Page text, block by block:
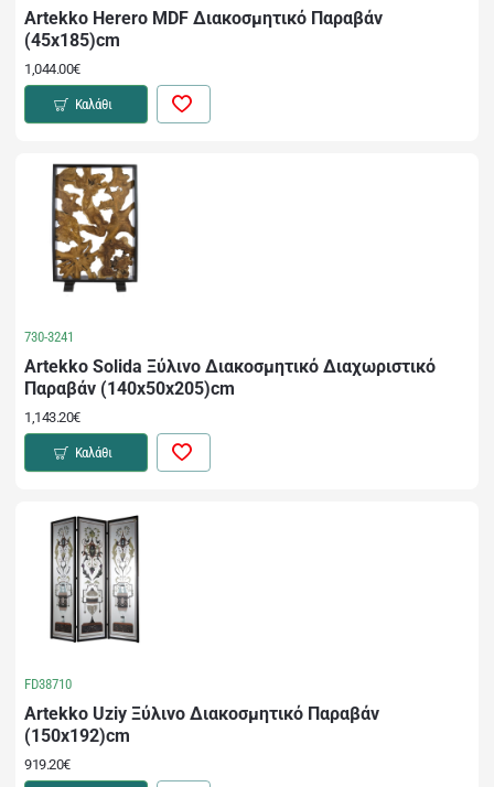
Artekko Herero MDF Διακοσμητικό Παραβάν
(45x185)cm
1,044.00€
Καλάθι
730-3241
Artekko Solida Ξύλινο Διακοσμητικό Διαχωριστικό
Παραβάν (140x50x205)cm
1,143.20€
Καλάθι
FD38710
Artekko Uziy Ξύλινο Διακοσμητικό Παραβάν
(150x192)cm
919.20€